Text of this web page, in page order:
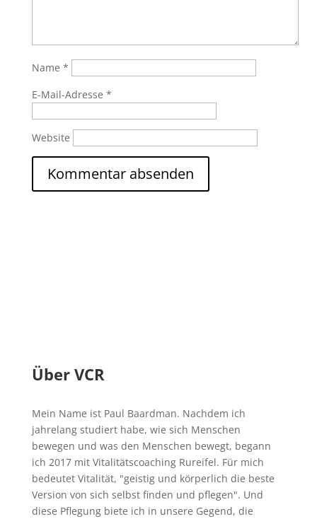
Name *
E-Mail-Adresse *
Website
Über VCR
Mein Name ist Paul Baardman. Nachdem ich
jahrelang studiert habe, wie sich Menschen
bewegen und was den Menschen bewegt, begann
ich 2017 mit Vitalitätscoaching Rureifel. Für mich
bedeutet Vitalität, "geistig und körperlich die beste
Version von sich selbst finden und pflegen". Und
diese Pflegung biete ich in unsere Gegend, die